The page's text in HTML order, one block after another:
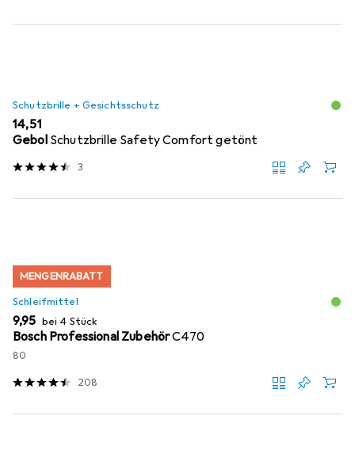
Schutzbrille + Gesichtsschutz
EUR
14,51
Gebol Schutzbrille Safety Comfort getönt
3
MENGENRABATT
Schleifmittel
EUR
9,95 bei 4 Stück
Bosch Professional ZubehörC470
80
208